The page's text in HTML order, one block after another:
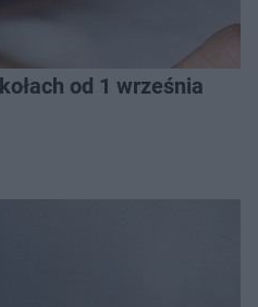
od 1 września